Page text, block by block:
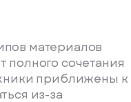
материалов
полного сочетания
приближены к
из-за